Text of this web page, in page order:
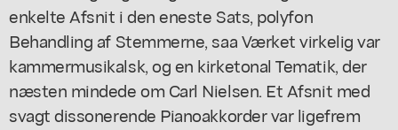
enkelte Afsnit i den eneste Sats, polyfon
Behandling af Stemmerne, saa Værket virkelig var
kammermusikalsk, og en kirketonal Tematik, der
næsten mindede om Carl Nielsen. Et Afsnit med
svagt dissonerende Pianoakkorder var ligefrem